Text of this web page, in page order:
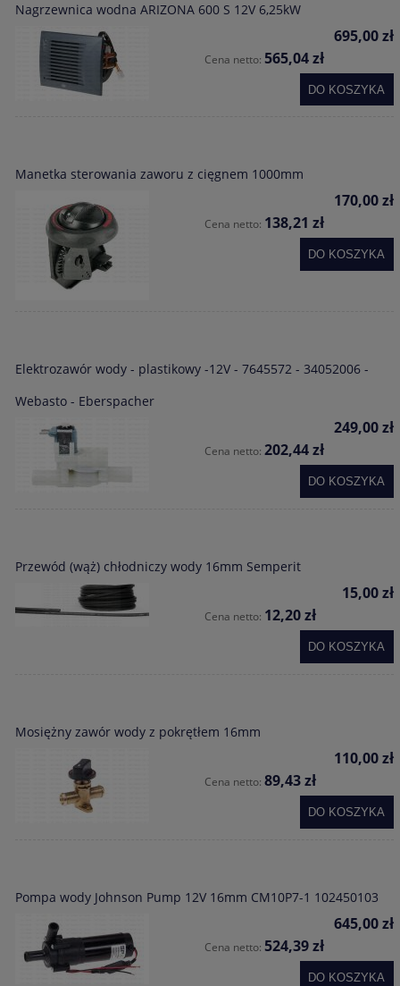
Nagrzewnica wodna ARIZONA 600 S 12V 6,25kW
695,00 zł
Cena netto: 565,04 zł
DO KOSZYKA
Manetka sterowania zaworu z cięgnem 1000mm
170,00 zł
Cena netto: 138,21 zł
DO KOSZYKA
Elektrozawór wody - plastikowy -12V - 7645572 - 34052006 -
Webasto - Eberspacher
249,00 zł
Cena netto: 202,44 zł
DO KOSZYKA
Przewód (wąż) chłodniczy wody 16mm Semperit
15,00 zł
Cena netto: 12,20 zł
DO KOSZYKA
Mosiężny zawór wody z pokrętłem 16mm
110,00 zł
Cena netto: 89,43 zł
DO KOSZYKA
Pompa wody Johnson Pump 12V 16mm CM10P7-1 102450103
645,00 zł
Cena netto: 524,39 zł
DO KOSZYKA